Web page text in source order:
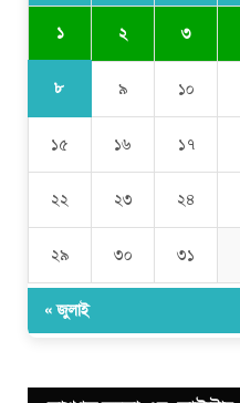
১ ২ ৩
৮ ৯ ১০
১৫ ১৬ ১৭
২২ ২৩ ২৪
২৯ ৩০ ৩১
« জুলাই